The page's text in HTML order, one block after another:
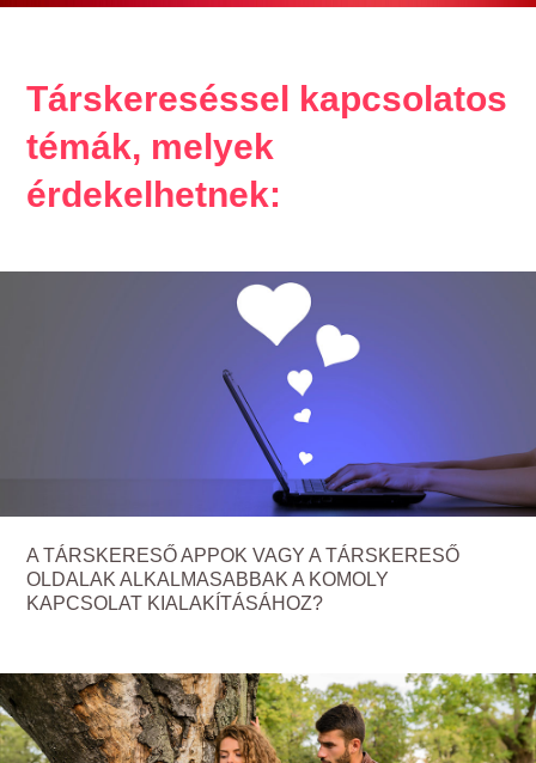
Társkereséssel kapcsolatos
témák, melyek
érdekelhetnek:
A TÁRSKERESŐ APPOK VAGY A TÁRSKERESŐ
OLDALAK ALKALMASABBAK A KOMOLY
KAPCSOLAT KIALAKÍTÁSÁHOZ?